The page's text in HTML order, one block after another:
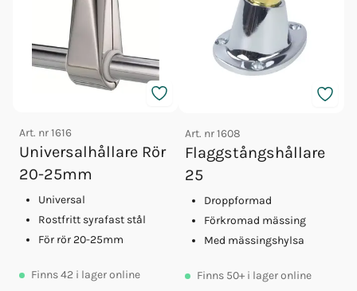
Art. nr1616
Universalhållare Rör
20-25mm
Universal
Rostfritt syrafast stål
För rör 20-25mm
Finns42 i lager online
Art. nr1608
Flaggstångshållare
25
Droppformad
Förkromad mässing
Med mässingshylsa
Finns 50+ i lager online